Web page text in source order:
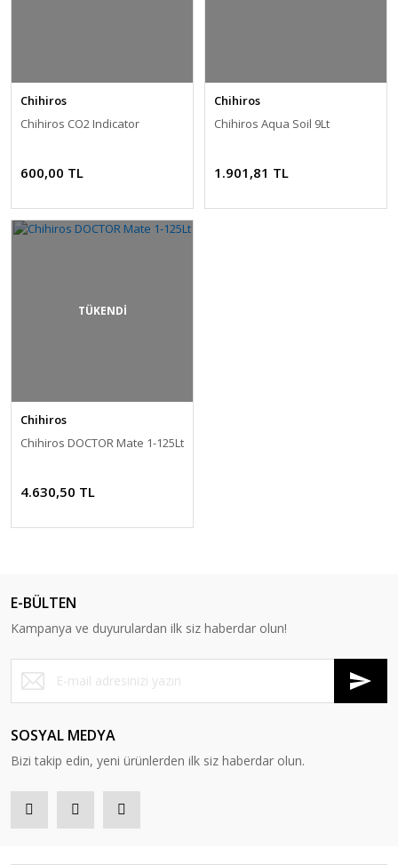
Chihiros
Chihiros CO2 Indicator
600,00 TL
Chihiros
Chihiros Aqua Soil 9Lt
1.901,81 TL
TÜKENDİ
Chihiros
Chihiros DOCTOR Mate 1-125Lt
4.630,50 TL
E-BÜLTEN
Kampanya ve duyurulardan ilk siz haberdar olun!
SOSYAL MEDYA
Bizi takip edin, yeni ürünlerden ilk siz haberdar olun.